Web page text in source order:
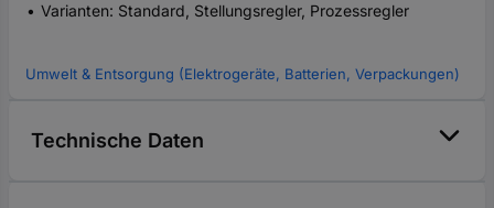
Varianten: Standard, Stellungsregler, Prozessregler
Umwelt & Entsorgung (Elektrogeräte, Batterien, Verpackungen)
Technische Daten